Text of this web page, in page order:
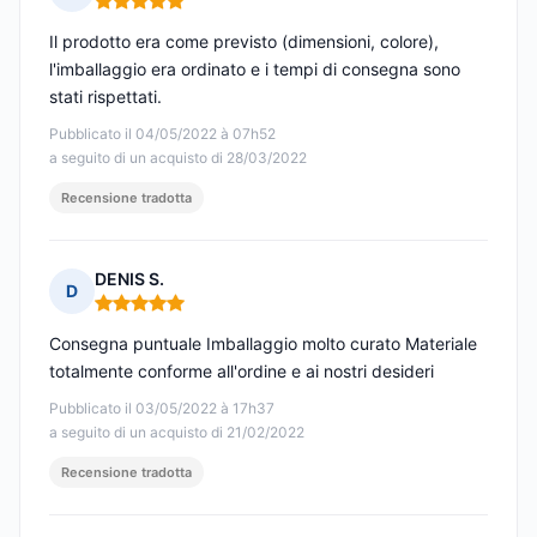
Nota: 5 su 5
Pubblicato il 04/05/2022 à 07h52
a seguito di un acquisto di 28/03/2022
Il prodotto era come previsto (dimensioni, colore),
l'imballaggio era ordinato e i tempi di consegna sono
stati rispettati.
Recensione tradotta
D
DENIS S.
Nota: 5 su 5
Pubblicato il 03/05/2022 à 17h37
a seguito di un acquisto di 21/02/2022
Consegna puntuale Imballaggio molto curato Materiale
totalmente conforme all'ordine e ai nostri desideri
Recensione tradotta